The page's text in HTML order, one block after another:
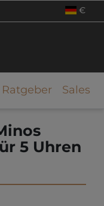
€
Ratgeber Sales
5 Uhren